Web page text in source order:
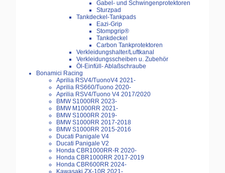
Gabel- und Schwingenprotektoren
Sturzpad
Tankdeckel-Tankpads
Eazi-Grip
Stompgrip®
Tankdeckel
Carbon Tankprotektoren
Verkleidungshalter/Luftkanal
Verkleidungsscheiben u. Zubehör
Öl-Einfüll- Ablaßschraube
Bonamici Racing
Aprilia RSV4/TuonoV4 2021-
Aprilia RS660/Tuono 2020-
Aprilia RSV4/Tuono V4 2017/2020
BMW S1000RR 2023-
BMW M1000RR 2021-
BMW S1000RR 2019-
BMW S1000RR 2017-2018
BMW S1000RR 2015-2016
Ducati Panigale V4
Ducati Panigale V2
Honda CBR1000RR-R 2020-
Honda CBR1000RR 2017-2019
Honda CBR600RR 2024-
Kawasaki ZX-10R 2021-